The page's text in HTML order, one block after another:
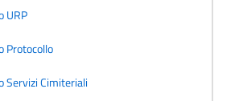
URP
Protocollo
Servizi Cimiteriali